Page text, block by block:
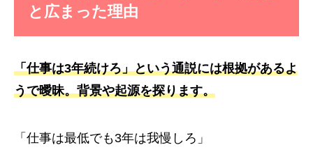
と広まった理由
「仕事は3年続けろ」という通説には根拠があるよ
うで曖昧。背景や起源を探ります。
「仕事は最低でも3年は我慢しろ」